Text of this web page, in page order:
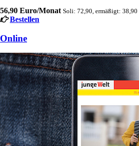
56,90 Euro/Monat Soli: 72,90, ermäßigt: 38,90
Bestellen
Online